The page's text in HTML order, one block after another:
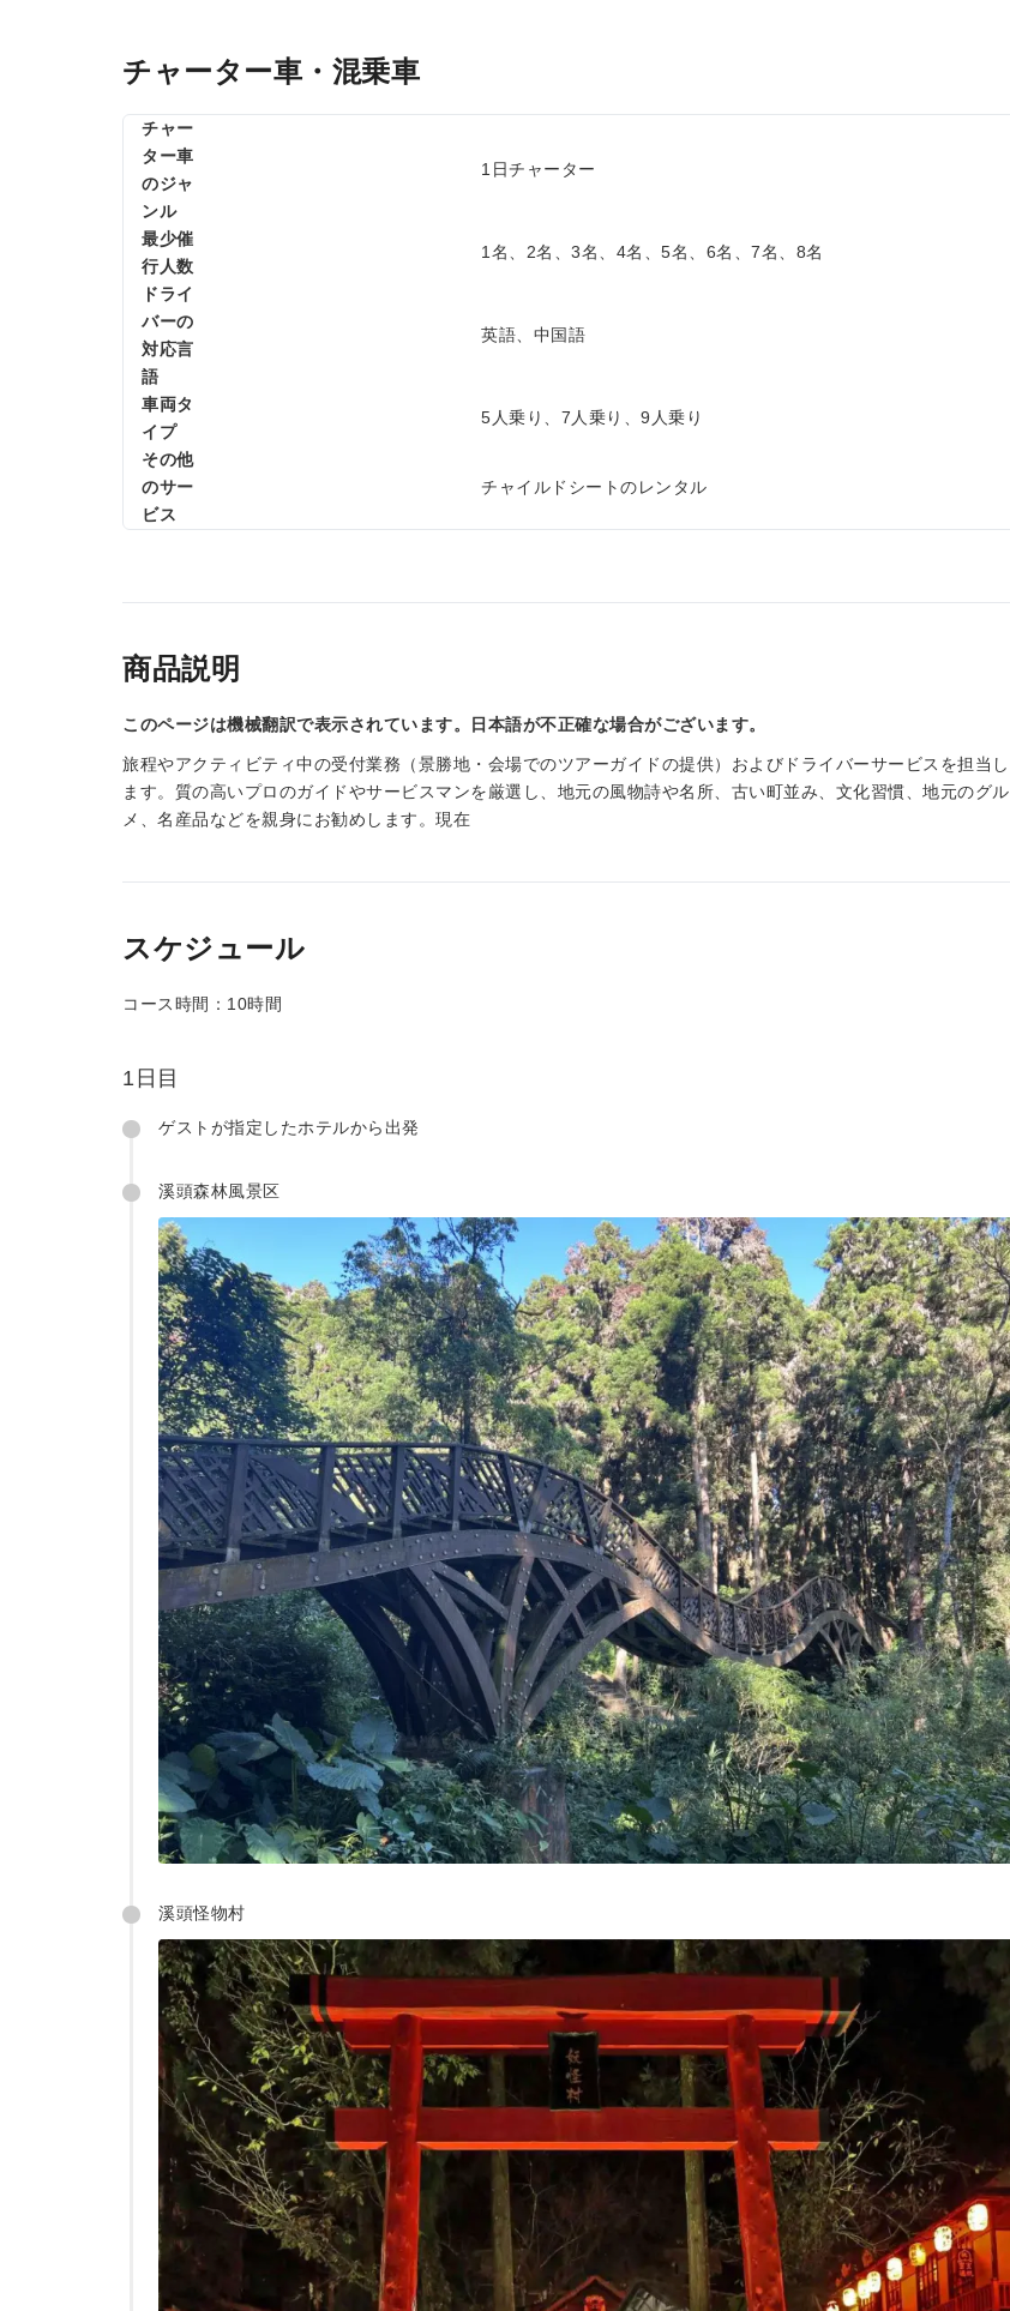
チャーター車・混乗車
チャー
ター車
のジャ
ンル
1日チャーター
最少催
行人数
1名、2名、3名、4名、5名、6名、7名、8名
ドライ
バーの
対応言
語
英語、中国語
車両タ
イプ
5人乗り、7人乗り、9人乗り
その他
のサー
ビス
チャイルドシートのレンタル
商品説明
このページは機械翻訳で表示されています。日本語が不正確な場合がございます。
旅程やアクティビティ中の受付業務（景勝地・会場でのツアーガイドの提供）およびドライバーサービスを担当し
ます。質の高いプロのガイドやサービスマンを厳選し、地元の風物詩や名所、古い町並み、文化習慣、地元のグル
メ、名産品などを親身にお勧めします。現在
スケジュール
コース時間：10時間
1日目
ゲストが指定したホテルから出発
溪頭森林風景区
溪頭怪物村